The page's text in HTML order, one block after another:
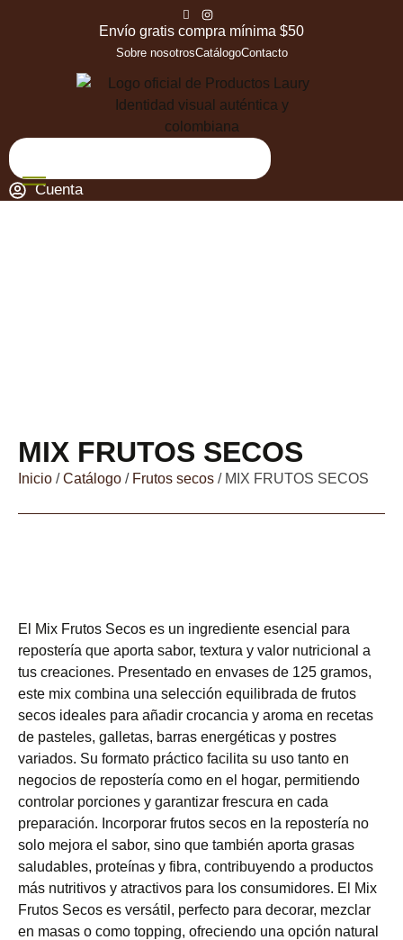
Envío gratis compra mínima $50
Sobre nosotrosCatálogoContacto
Cuenta
MIX FRUTOS SECOS
Inicio /Catálogo / Frutos secos / MIX FRUTOS SECOS
El Mix Frutos Secos es un ingrediente esencial para
repostería que aporta sabor, textura y valor nutricional a
tus creaciones. Presentado en envases de 125 gramos,
este mix combina una selección equilibrada de frutos
secos ideales para añadir crocancia y aroma en recetas
de pasteles, galletas, barras energéticas y postres
variados. Su formato práctico facilita su uso tanto en
negocios de repostería como en el hogar, permitiendo
controlar porciones y garantizar frescura en cada
preparación. Incorporar frutos secos en la repostería no
solo mejora el sabor, sino que también aporta grasas
saludables, proteínas y fibra, contribuyendo a productos
más nutritivos y atractivos para los consumidores. El Mix
Frutos Secos es versátil, perfecto para decorar, mezclar
en masas o como topping, ofreciendo una opción natural